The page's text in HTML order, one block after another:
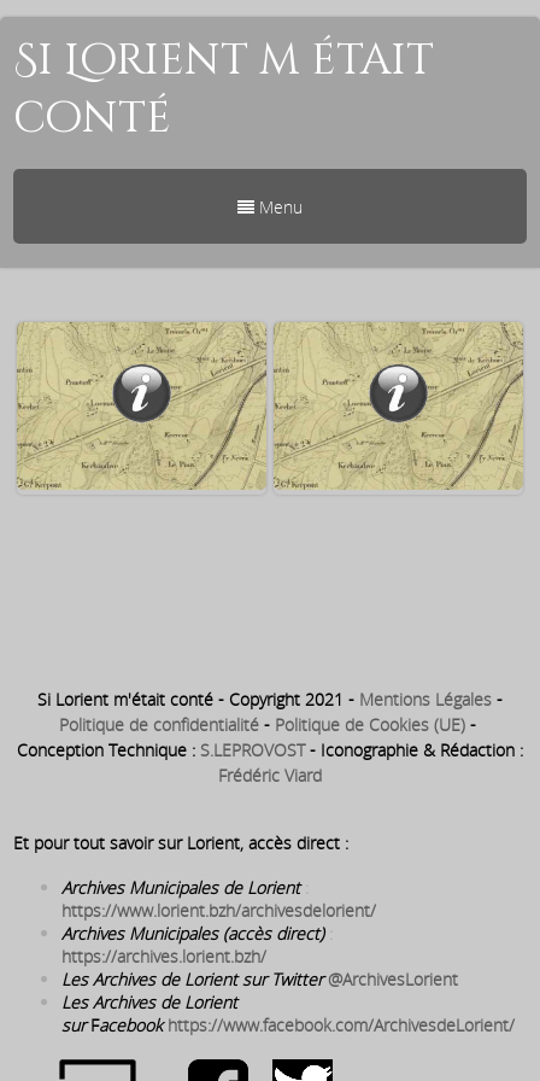
Si Lorient m était
conté
Menu
Si Lorient m'était conté - Copyright 2021 - Mentions Légales -
Politique de confidentialité - Politique de Cookies (UE) -
Conception Technique : S.LEPROVOST- Iconographie & Rédaction :
Frédéric Viard
Et pour tout savoir sur Lorient, accès direct :
Archives Municipales de Lorient
https://www.lorient.bzh/archivesdelorient/
Archives Municipales (accès direct):
https://archives.lorient.bzh/
Les Archives de Lorient sur Twitter @ArchivesLorient
Les Archives de Lorient
sur Facebook https://www.facebook.com/ArchivesdeLorient/